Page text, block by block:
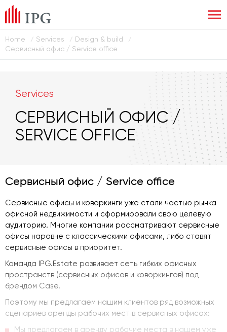
Home / Services / Design & build /
Сервисный офис / Service office
Services
СЕРВИСНЫЙ ОФИС /
SERVICE OFFICE
Сервисный офис / Service office
Сервисные офисы и коворкинги уже стали частью рынка
офисной недвижимости и сформировали свою целевую
аудиторию. Многие компании рассматривают сервисные
офисы наравне с классическими офисами, либо ставят
сервисные офисы в приоритет.
Команда IPG.Estate развивает сеть гибких офисных
пространств (сервисных офисов и коворкингов) под
брендом Case.
Поэтому мы предлагаем нашим клиентов ряд возможных
сценариев аренды рабочих мест в сервисных офисах:
Мы предлагаем в аренду рабочие места в нашем уже